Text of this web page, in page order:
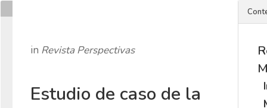
in Revista Perspectivas
Estudio de caso de la